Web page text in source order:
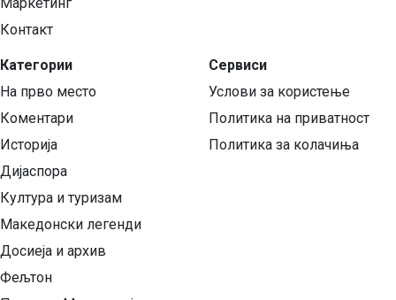
Контакт
Категории
На прво место
Коментари
Историја
Дијаспора
Култура и туризам
Македонски легенди
Досиеја и архив
Фељтон
Сервиси
Услови за користење
Политика на приватност
Политика за колачиња